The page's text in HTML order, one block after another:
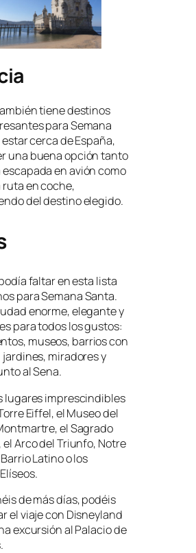
tiene destinos
para Semana
cerca de España,
una buena opción tanto
en avión como
ruta en coche,
del destino elegido.
faltar en esta lista
para Semana Santa.
enorme, elegante y
para todos los gustos:
museos, barrios con
miradores y
al Sena.
lugares imprescindibles
Eiffel, el Museo del
el Sagrado
el Arco del Triunfo, Notre
Latino o los
de más días, podéis
el viaje con Disneyland
excursión al Palacio de